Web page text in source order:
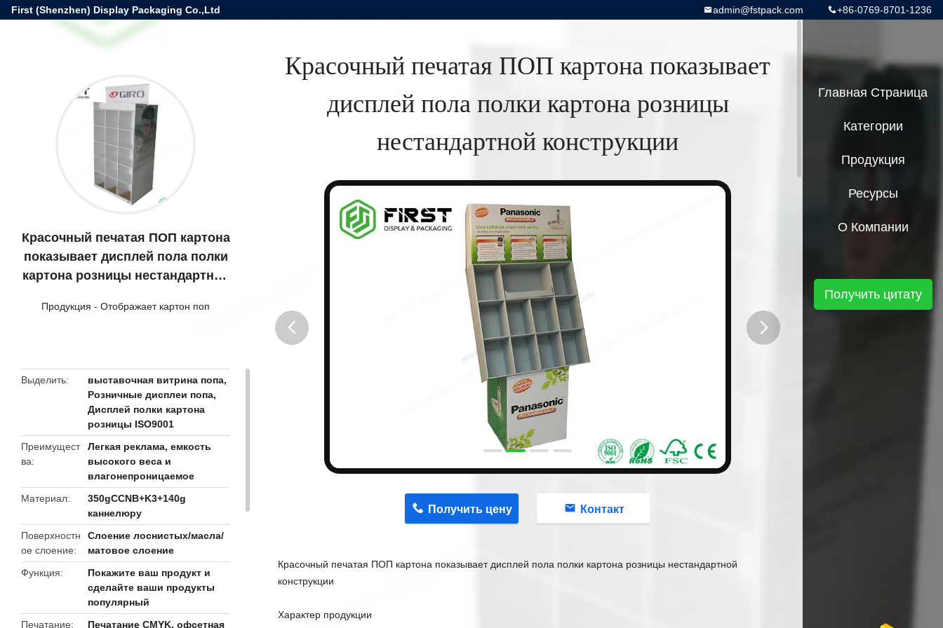
First (Shenzhen) Display Packaging Co.,Ltd +86-0769-8701-1236
admin@fstpack.com
Красочный печатая ПОП картона
показывает дисплей пола полки
картона розницы нестандартной
Продукция - Отображает картон поп
Выделить выставочная витрина попа,
Розничные дисплеи попа,
Дисплей полки картона
розницы ISO9001
Преимущест
ва
Легкая реклама, емкость
высокого веса и
влагонепроницаемое
Материал
350gCCNB+K3+140g
каннелюру
Поверхностн
ое слоение
Слоение лоснистых/масла/
матовое слоение
Функция
Покажите ваш продукт и
сделайте ваши продукты
популярный
Печатание
Печатание CMYK, офсетная
Красочный печатая ПОП картона показывает
дисплей пола полки картона розницы
нестандартной конструкции
Получить цену Контакт
Красочный печатая ПОП картона показывает дисплей пола полки картона розницы нестандартной
конструкции
Характер продукции
Главная Страница
Категории
Продукция
Ресурсы
О Компании
Получить цитату